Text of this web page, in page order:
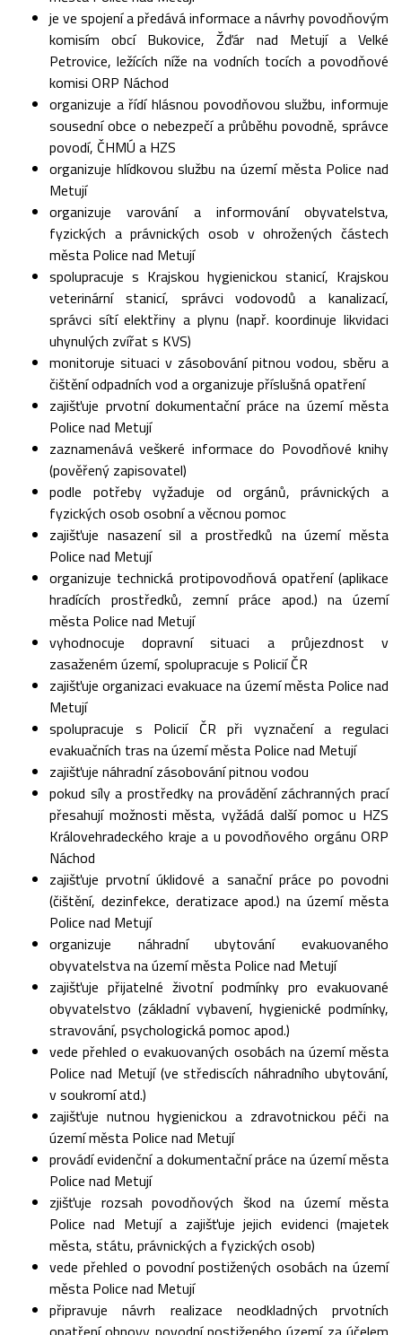
je ve spojení a předává informace a návrhy povodňovým
komisím obcí Bukovice, Žďár nad Metují a Velké
Petrovice, ležících níže na vodních tocích a povodňové
komisi ORP Náchod
organizuje a řídí hlásnou povodňovou službu, informuje
sousední obce o nebezpečí a průběhu povodně, správce
povodí, ČHMÚ a HZS
organizuje hlídkovou službu na území města Police nad
Metují
organizuje varování a informování obyvatelstva,
fyzických a právnických osob v ohrožených částech
města Police nad Metují
spolupracuje s Krajskou hygienickou stanicí, Krajskou
veterinární stanicí, správci vodovodů a kanalizací,
správci sítí elektřiny a plynu (např. koordinuje likvidaci
uhynulých zvířat s KVS)
monitoruje situaci v zásobování pitnou vodou, sběru a
čištění odpadních vod a organizuje příslušná opatření
zajišťuje prvotní dokumentační práce na území města
Police nad Metují
zaznamenává veškeré informace do Povodňové knihy
(pověřený zapisovatel)
podle potřeby vyžaduje od orgánů, právnických a
fyzických osob osobní a věcnou pomoc
zajišťuje nasazení sil a prostředků na území města
Police nad Metují
organizuje technická protipovodňová opatření (aplikace
hradících prostředků, zemní práce apod.) na území
města Police nad Metují
vyhodnocuje dopravní situaci a průjezdnost v
zasaženém území, spolupracuje s Policií ČR
zajišťuje organizaci evakuace na území města Police nad
Metují
spolupracuje s Policií ČR při vyznačení a regulaci
evakuačních tras na území města Police nad Metují
zajišťuje náhradní zásobování pitnou vodou
pokud síly a prostředky na provádění záchranných prací
přesahují možnosti města, vyžádá další pomoc u HZS
Královehradeckého kraje a u povodňového orgánu ORP
Náchod
zajišťuje prvotní úklidové a sanační práce po povodni
(čištění, dezinfekce, deratizace apod.) na území města
Police nad Metují
organizuje náhradní ubytování evakuovaného
obyvatelstva na území města Police nad Metují
zajišťuje přijatelné životní podmínky pro evakuované
obyvatelstvo (základní vybavení, hygienické podmínky,
stravování, psychologická pomoc apod.)
vede přehled o evakuovaných osobách na území města
Police nad Metují (ve střediscích náhradního ubytování,
v soukromí atd.)
zajišťuje nutnou hygienickou a zdravotnickou péči na
území města Police nad Metují
provádí evidenční a dokumentační práce na území města
Police nad Metují
zjišťuje rozsah povodňových škod na území města
Police nad Metují a zajišťuje jejich evidenci (majetek
města, státu, právnických a fyzických osob)
vede přehled o povodní postižených osobách na území
města Police nad Metují
připravuje návrh realizace neodkladných prvotních